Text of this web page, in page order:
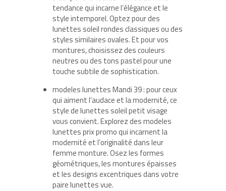
tendance qui incarne l’élégance et le
style intemporel. Optez pour des
lunettes soleil rondes classiques ou des
styles similaires ovales. Et pour vos
montures, choisissez des couleurs
neutres ou des tons pastel pour une
touche subtile de sophistication.
modeles lunettes Mandi 39 : pour ceux
qui aiment l’audace et la modernité, ce
style de lunettes soleil petit visage
vous convient. Explorez des modeles
lunettes prix promo qui incarnent la
modernité et l’originalité dans leur
femme monture. Osez les formes
géométriques, les montures épaisses
et les designs excentriques dans votre
paire lunettes vue.